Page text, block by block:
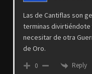
Las de Cantiflas son
terminas divirtiéndote
necesitar de otra
de Oro.
0 Reply